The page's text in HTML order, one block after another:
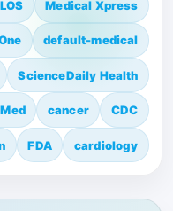
Medical Xpress
default-medical
ScienceDaily Health
CDC
cancer
cardiology
FDA